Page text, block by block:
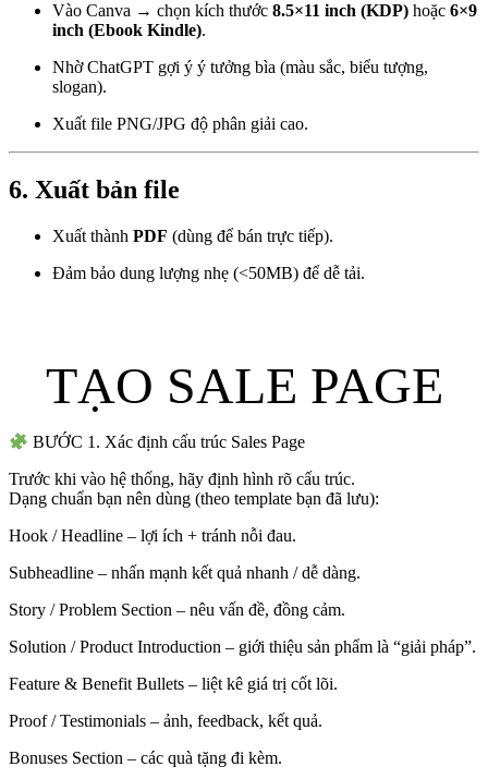
Vào Canva → chọn kích thước 8.5×11 inch (KDP) hoặc 6×9
inch (Ebook Kindle).
Nhờ ChatGPT gợi ý ý tưởng bìa (màu sắc, biểu tượng,
slogan).
Xuất file PNG/JPG độ phân giải cao.
6. Xuất bản file
Xuất thành PDF (dùng để bán trực tiếp).
Đảm bảo dung lượng nhẹ (<50MB) để dễ tải.
TẠO SALE PAGE
BƯỚC 1. Xác định cấu trúc Sales Page
Trước khi vào hệ thống, hãy định hình rõ cấu trúc.
Dạng chuẩn bạn nên dùng (theo template bạn đã lưu):
Hook / Headline – lợi ích + tránh nỗi đau.
Subheadline – nhấn mạnh kết quả nhanh / dễ dàng.
Story / Problem Section – nêu vấn đề, đồng cảm.
Solution / Product Introduction – giới thiệu sản phẩm là “giải pháp”.
Feature & Benefit Bullets – liệt kê giá trị cốt lõi.
Proof / Testimonials – ảnh, feedback, kết quả.
Bonuses Section – các quà tặng đi kèm.